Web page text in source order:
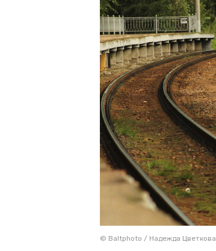
© Baltphoto / Надежда Цветкова